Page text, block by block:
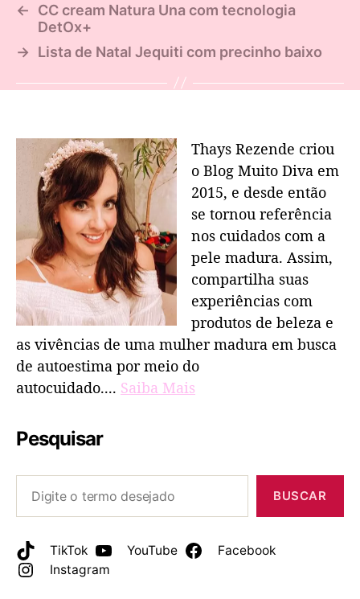
←
CC cream Natura Una com tecnologia
DetOx+
→
Lista de Natal Jequiti com precinho baixo
Thays Rezende criou
o Blog Muito Diva em
2015, e desde então
se tornou referência
nos cuidados com a
pele madura. Assim,
compartilha suas
experiências com
produtos de beleza e
as vivências de uma mulher madura em busca
de autoestima por meio do
autocuidado.... Saiba Mais
Pesquisar
BUSCAR
TikTok YouTube
Facebook
Instagram